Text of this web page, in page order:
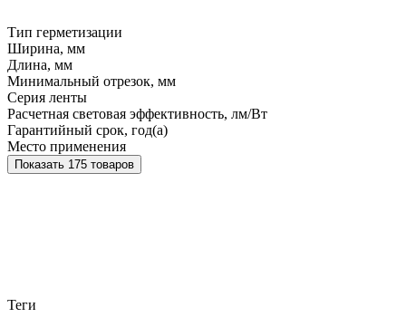
Тип герметизации
Ширина, мм
Длина, мм
Минимальный отрезок, мм
Серия ленты
Расчетная световая эффективность, лм/Вт
Гарантийный срок, год(а)
Место применения
Показать 175 товаров
Теги